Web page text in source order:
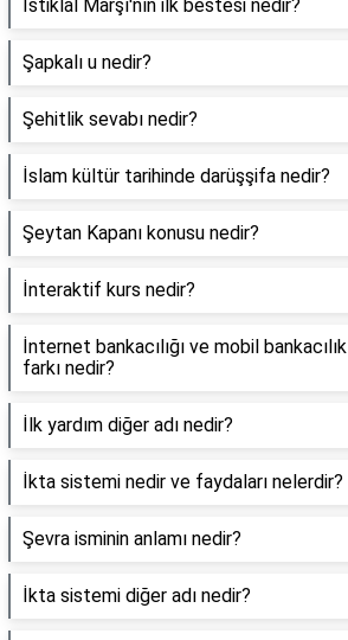
İstiklal Marşı'nın ilk bestesi nedir?
Şapkalı u nedir?
Şehitlik sevabı nedir?
İslam kültür tarihinde darüşşifa nedir?
Şeytan Kapanı konusu nedir?
İnteraktif kurs nedir?
İnternet bankacılığı ve mobil bankacılık
farkı nedir?
İlk yardım diğer adı nedir?
İkta sistemi nedir ve faydaları nelerdir?
Şevra isminin anlamı nedir?
İkta sistemi diğer adı nedir?